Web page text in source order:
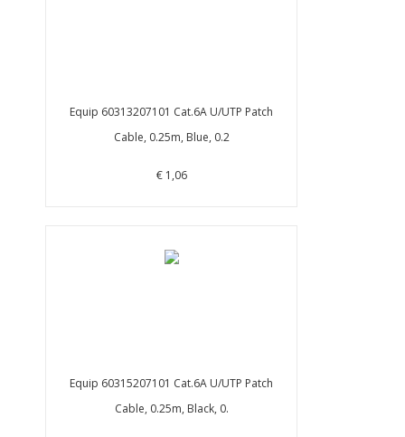
Equip 60313207101 Cat.6A U/UTP Patch
Cable, 0.25m, Blue, 0.2
€ 1,06
Equip 60315207101 Cat.6A U/UTP Patch
Cable, 0.25m, Black, 0.